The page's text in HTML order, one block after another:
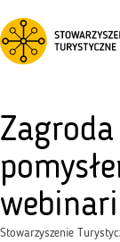
Stowarzyszenie